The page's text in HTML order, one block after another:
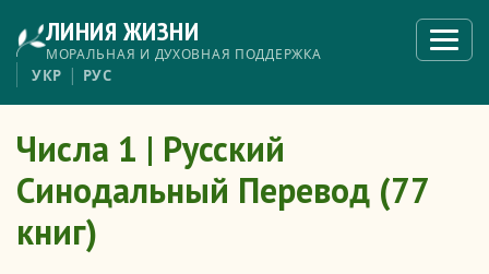
основному
содержанию
ЛИНИЯ ЖИЗНИ
МОРАЛЬНАЯ И ДУХОВНАЯ ПОДДЕРЖКА
меню
УКР РУС
Числа 1 | Русский
Синодальный Перевод (77
книг)